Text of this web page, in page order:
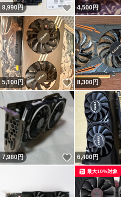
8,990円 いいね！
4,500円
5,100円 いいね！
8,300円
7,980円 いいね！
6,400円
最大10%対象